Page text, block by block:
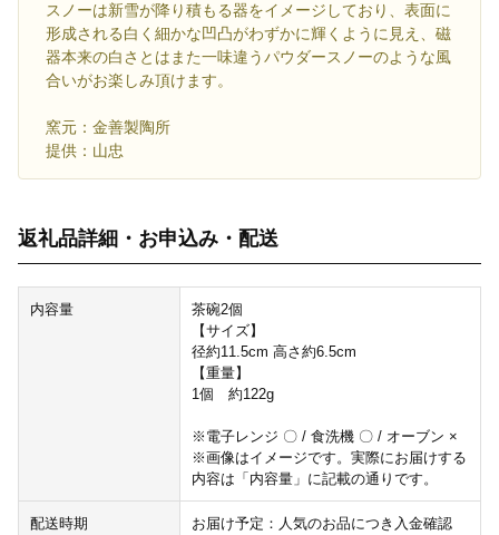
スノーは新雪が降り積もる器をイメージしており、表面に
形成される白く細かな凹凸がわずかに輝くように見え、磁
器本来の白さとはまた一味違うパウダースノーのような風
合いがお楽しみ頂けます。
窯元：金善製陶所
提供：山忠
返礼品詳細・お申込み・配送
内容量
茶碗2個
【サイズ】
径約11.5cm 高さ約6.5cm
【重量】
1個 約122g
※電子レンジ 〇 / 食洗機 〇 / オーブン ×
※画像はイメージです。実際にお届けする
内容は「内容量」に記載の通りです。
配送時期
お届け予定：人気のお品につき入金確認